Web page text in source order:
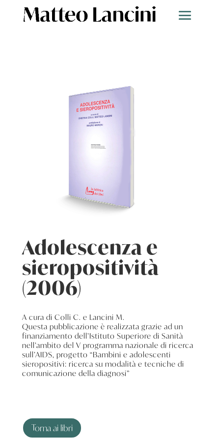
Adolescenza e
sieropositività
(2006)
A cura di Colli C. e Lancini M.
Questa pubblicazione è realizzata grazie ad un
finanziamento dell’Istituto Superiore di Sanità
nell’ambito del V programma nazionale di ricerca
sull’AIDS, progetto “Bambini e adolescenti
sieropositivi: ricerca su modalità e tecniche di
comunicazione della diagnosi”
Torna ai libri